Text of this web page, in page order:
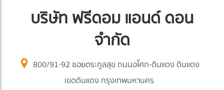
บริษัท ฟรีดอม แอนด์ ดอน
จำกัด
800/91-92 ซอยตระกูลสุข ถนนอโศก-ดินแดง ดินแดง
เขตดินแดง กรุงเทพมหานคร